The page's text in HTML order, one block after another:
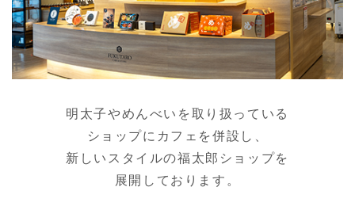
明太子やめんべいを取り扱っている
ショップにカフェを併設し、
新しいスタイルの福太郎ショップを
展開しております。